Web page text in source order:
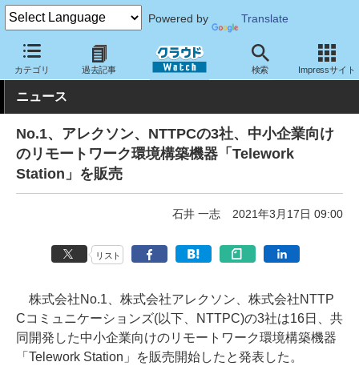
Powered by Translate
カテゴリ 過去記事 検索 Impressサイト
クラウド Watch ネットワーク アプライアンス
ニュース
No.1、アレクソン、NTTPCの3社、中小企業向け
のリモートワーク環境構築機器「Telework
Station」を販売
石井 一志 2021年3月17日 09:00
リスト
株式会社No.1、株式会社アレクソン、株式会社NTTP
Cコミュニケーションズ(以下、NTTPC)の3社は16日、共
同開発した中小企業向けのリモートワーク環境構築機器
「Telework Station」を販売開始したと発表した。